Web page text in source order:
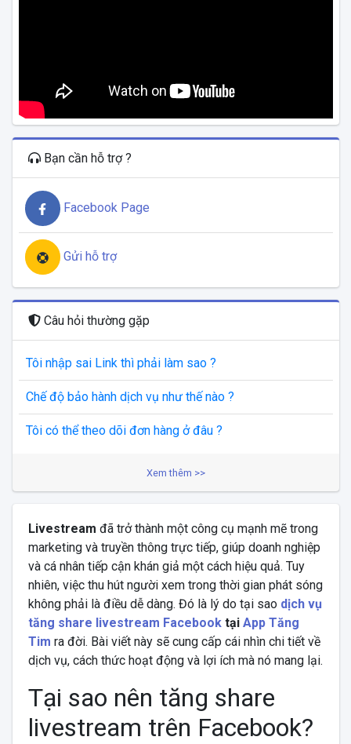
Bạn cần hỗ trợ ?
Facebook Page
Gửi hỗ trợ
Câu hỏi thường gặp
Tôi nhập sai Link thì phải làm sao ?
Chế độ bảo hành dịch vụ như thế nào ?
Tôi có thể theo dõi đơn hàng ở đâu ?
Xem thêm >>
Livestream đã trở thành một công cụ mạnh mẽ trong
marketing và truyền thông trực tiếp, giúp doanh nghiệp
và cá nhân tiếp cận khán giả một cách hiệu quả. Tuy
nhiên, việc thu hút người xem trong thời gian phát sóng
không phải là điều dễ dàng. Đó là lý do tại sao dịch vụ
tăng share livestream Facebooktại App Tăng
Tim ra đời. Bài viết này sẽ cung cấp cái nhìn chi tiết về
dịch vụ, cách thức hoạt động và lợi ích mà nó mang lại.
Tại sao nên tăng share
livestream trên Facebook?